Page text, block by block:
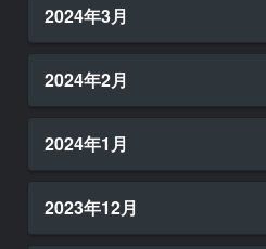
2024年3月
2024年2月
2024年1月
2023年12月